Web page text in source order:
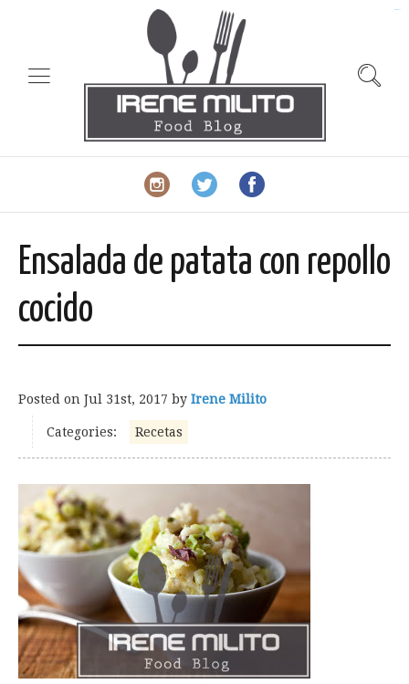
Ensalada de patata con repollo
cocido
Posted on Jul 31st, 2017 by Irene Milito
Categories: Recetas